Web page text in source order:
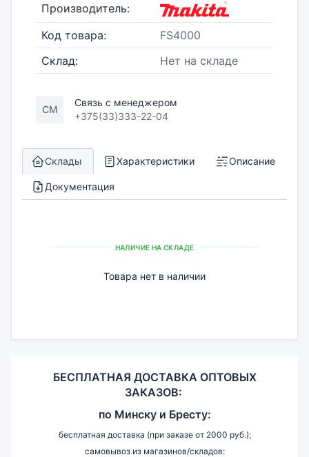
Производитель:
Код товара:
FS4000
Склад:
Нет на складе
СМ
Связь с менеджером
+375(33)333-22-04
Склады Характеристики Описание
Документация
НАЛИЧИЕ НА СКЛАДЕ
Товара нет в наличии
БЕСПЛАТНАЯ ДОСТАВКА ОПТОВЫХ
ЗАКАЗОВ:
по Минску и Бресту:
бесплатная доставка (при заказе от 2000 руб.);
самовывоз из магазинов/складов: